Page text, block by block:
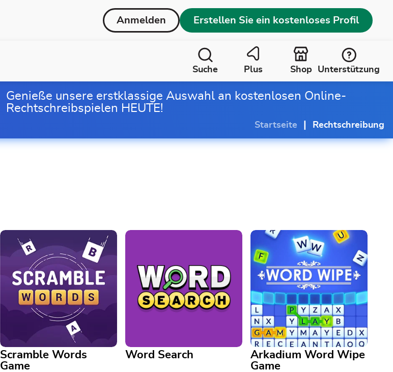
Anmelden Erstellen Sie ein kostenloses Profil
Suche Plus Shop Unterstützung
Genieße unsere erstklassige Auswahl an kostenlosen Online-
Rechtschreibspielen HEUTE!
Startseite Rechtschreibung
Scramble Words
Game
Word Search
Arkadium Word Wipe
Game